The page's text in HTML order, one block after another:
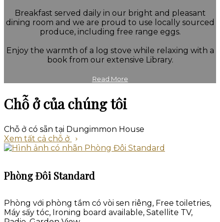
Breakfast served daily in our bright and pleasant
dining room and we are proud to use locally sourced
produce, including free range eggs.
Enjoy the warmth of a log stove while relaxing with a
book from our extensive Library.
Read More
Chỗ ở của chúng tôi
Chỗ ở có sẵn tại Dungimmon House
Xem tất cả chỗ ở
Phòng Đôi Standard
Phòng với phòng tắm có vòi sen riêng, Free toiletries,
Máy sấy tóc, Ironing board available, Satellite TV,